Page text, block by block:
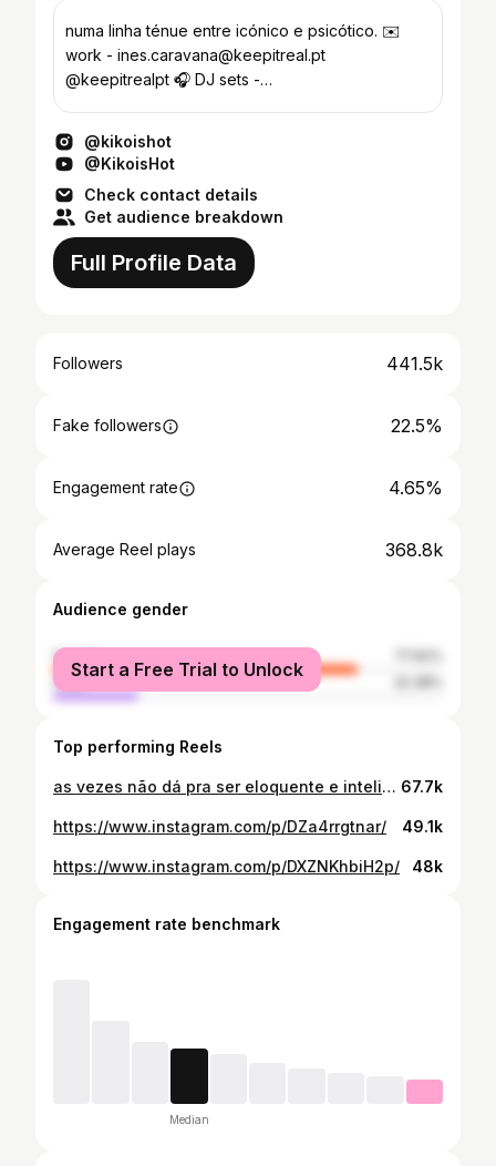
numa linha ténue entre icónico e psicótico. ✉️
work - ines.caravana@keepitreal.pt
@keepitrealpt 🎧 DJ sets -
@kikoishot
@KikoisHot
Check contact details
Get audience breakdown
Full Profile Data
Followers 441.5k
Fake followers 22.5%
Engagement rate 4.65%
Average Reel plays 368.8k
Audience gender
female
male
Start a Free Trial to Unlock
Top performing Reels
as vezes não dá pra ser eloquente e inteligente a responder a ofensas gratuitas. lamento 😭😭😭😅 as vezes é rir e avançar 67.7k
https://www.instagram.com/p/DZa4rrgtnar/ 49.1k
https://www.instagram.com/p/DXZNKhbiH2p/ 48k
Engagement rate benchmark
Median